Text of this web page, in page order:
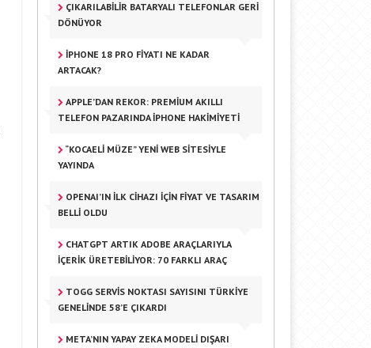
ÇIKARILABILIR BATARYALI TELEFONLAR GERI
DÖNÜYOR
IPHONE 18 PRO FIYATI NE KADAR
ARTACAK?
APPLE’DAN REKOR: PREMIUM AKILLI
TELEFON PAZARINDA IPHONE HAKIMIYETI
“KOCAELI MÜZE” YENI WEB SITESIYLE
YAYINDA
OPENAI’IN İLK CIHAZI IÇIN FIYAT VE TASARIM
BELLI OLDU
CHATGPT ARTIK ADOBE ARAÇLARIYLA
İÇERIK ÜRETEBILIYOR: 70 FARKLI ARAÇ
TOGG SERVIS NOKTASI SAYISINI TÜRKIYE
GENELINDE 58’E ÇIKARDI
META’NIN YAPAY ZEKA MODELI DIŞARI